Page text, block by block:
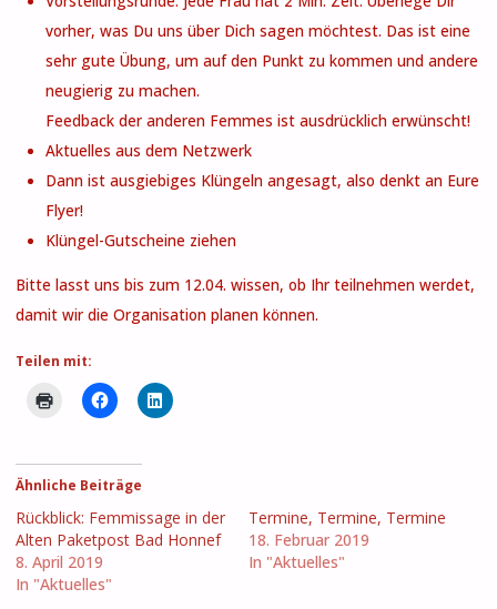
vorher, was Du uns über Dich sagen möchtest. Das ist eine
sehr gute Übung, um auf den Punkt zu kommen und andere
neugierig zu machen.
Feedback der anderen Femmes ist ausdrücklich erwünscht!
Aktuelles aus dem Netzwerk
Dann ist ausgiebiges Klüngeln angesagt, also denkt an Eure
Flyer!
Klüngel-Gutscheine ziehen
Bitte lasst uns bis zum 12.04. wissen, ob Ihr teilnehmen werdet,
damit wir die Organisation planen können.
Teilen mit:
Ähnliche Beiträge
Rückblick: Femmissage in der
Alten Paketpost Bad Honnef
8. April 2019
In "Aktuelles"
Termine, Termine, Termine
18. Februar 2019
In "Aktuelles"